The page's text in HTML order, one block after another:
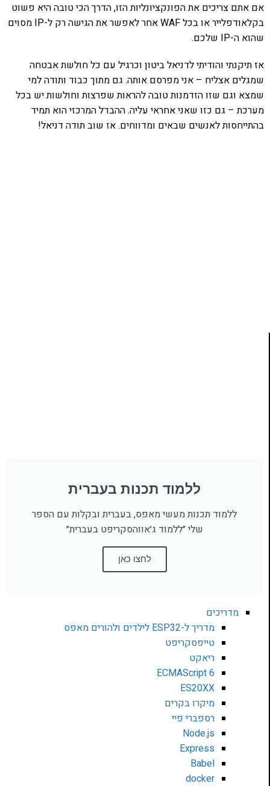
אם אתם צריכים את הפונקציונליות הזו, הדרך הכי טובה היא פשוט
בקלאודפלייר או בכל WAF אחר לאפשר את הגישה רק ל-IP מסוים
שהוא ה-IP שלכם.
אז תיקנתי והודיתי לדניאל ביטון וכרגיל עם כל חולשת אבטחה
שמגלים אצליח – אני מפרסם אותה. גם מתוך כבוד ותודה למי
שמצא וגם שזו הזדמנות טובה להראות שפרצות וחולשות יש בכל
מערכת – גם כזו שאני אחראי עליה. ההבדל המרכזי הוא תמיד
בהתייחסות לאנשים שבאים ומדווחים. אז שוב תודה דניאל!
ללמוד תכנות בעברית
ללמוד תכנות מעשי מאפס, בעברית ובקלות עם הספר
שלי ״ללמוד ג׳אווהסקריפט בעברית״
לחצו כאן
מדריכים
מדריך ל-ESP32 לילדים ולהורים מאפס
טייפסקריפט
ריאקט
ECMAScript 6
ES20XX
מיקרו בקרים
רספברי פיי
Node.js
Express
Babel
docker